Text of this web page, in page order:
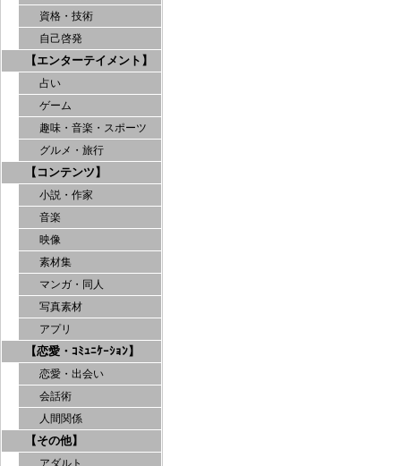
資格・技術
自己啓発
【エンターテイメント】
占い
ゲーム
趣味・音楽・スポーツ
グルメ・旅行
【コンテンツ】
小説・作家
音楽
映像
素材集
マンガ・同人
写真素材
アプリ
【恋愛・ｺﾐｭﾆｹｰｼｮﾝ】
恋愛・出会い
会話術
人間関係
【その他】
アダルト